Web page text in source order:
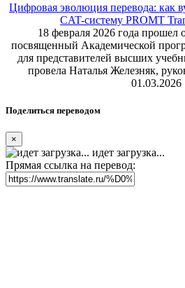
Цифровая эволюция перевода: как
CAT-систему PROMT
18 февраля 2026 года прошел
посвященный Академической
для представителей высших
провела Наталья Железняк,
01.03.2026
Поделиться переводом
×
идет загрузка...
Прямая ссылка на перевод: